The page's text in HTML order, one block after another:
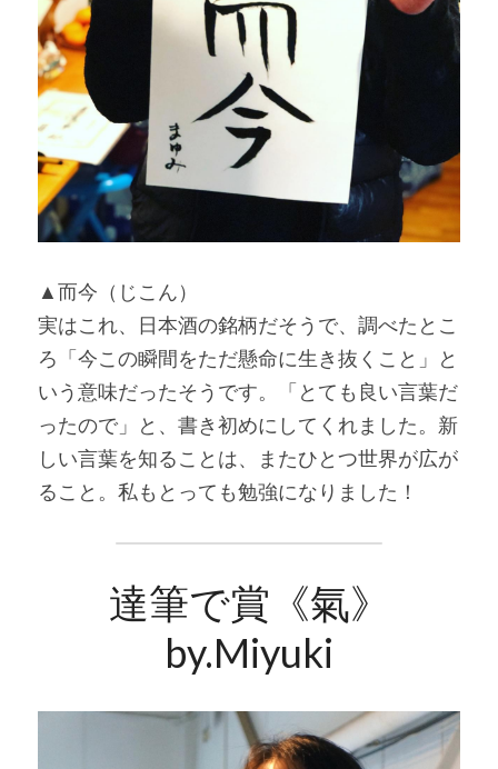
▲而今（じこん）
実はこれ、日本酒の銘柄だそうで、調べたとこ
ろ「今この瞬間をただ懸命に生き抜くこと」と
いう意味だったそうです。「とても良い言葉だ
ったので」と、書き初めにしてくれました。新
しい言葉を知ることは、またひとつ世界が広が
ること。私もとっても勉強になりました！
達筆で賞《氣》
by.Miyuki